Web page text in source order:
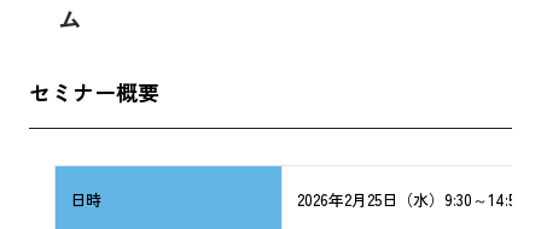
ム
セミナー概要
日時 2026年2月25日（水）9:30～14:55